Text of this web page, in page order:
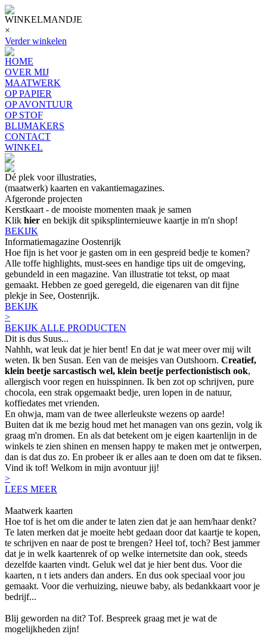
WINKELMANDJE
×
Verder winkelen
HOME
OVER MIJ
MAATWERK
OP PAPIER
OP AVONTUUR
OP STOF
BLIJMAKERS
CONTACT
WINKEL
Dé plek voor illustraties,
(maatwerk) kaarten en vakantiemagazines.
Afgeronde projecten
Kerstkaart - de mooiste momenten maak je samen
Klik hier en bekijk dit spiksplinternieuwe kaartje in m'n shop!
BEKIJK
Informatiemagazine Oostenrijk
Hoe fijn is het voor je gasten om in een gespreid bedje te komen?
Alle toffe highlights, must-sees en handige tips uit de omgeving,
gebundeld in een magazine. Van illustratie tot tekst, op maat
gemaakt. Hebben ze goed geregeld, die eigenaren van dit fijne
plekje in See, Oostenrijk.
BEKIJK
>
BEKIJK ALLE PRODUCTEN
Dit is dus Suus...
Nahhh, wat leuk dat je hier bent! En dat je wat meer over mij wilt
weten. Ik ben Susan. Een van de meisjes van Outshoorn. Creatief,
klein beetje sarcastisch wel, klein beetje perfectionistisch ook,
allergisch voor regen en huisspinnen. Ik ben zot op schrijven, pure
chocola, een strak opgemaakt bedje, uren lopen in de natuur,
koffiedates met vrienden.
En ohwja, mam van de twee allerleukste wezens op aarde!
Buiten dat ik me bezig houd met het managen van ons gezin, volg ik
graag m'n dromen. En als dat betekent om je eigen kaartenlijn in de
winkels te zien shinen en mensen happy te maken met je ontwerpen,
dan is dat dus zo. En probeer ik er alles aan te doen om dat te fiksen.
Vind ik tof! Welkom in mijn avontuur jij!
>
LEES MEER
Maatwerk kaarten
Hoe tof is het om die ander te laten zien dat je aan hem/haar denkt?
Te laten merken dat je moeite hebt gedaan door dat kaartje te kopen,
te schrijven en naar de post te brengen? Heel tof, toch? Best jammer
dat je in welk kaartenrek of op welke internetsite dan ook, steeds
dezelfde kaarten vindt. Geluk wel dat je hier bent dus. Voor die
kaarten, n t iets anders dan anders. En dus ook speciaal voor jou
gemaakt. Voor die verhuizing, nieuwe baby, als bedankkaart voor je
bedrijf...
Blij geworden na dit? Tof. Bespreek graag met je wat de
mogelijkheden zijn!